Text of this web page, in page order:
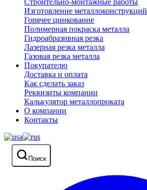
Строительно-монтажные работы
Изготовление металлоконструкций
Горячее цинкование
Полимерная покраска металла
Гидроабразивная резка
Лазерная резка металла
Газовая резка металла
Покупателю
Доставка и оплата
Как сделать заказ
Реквизиты компании
Калькулятор металлопроката
О компании
Контакты
Поиск